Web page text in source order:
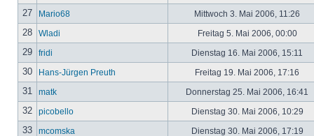
27 Mario68 Mittwoch 3. Mai 2006, 11:26
28 Wladi Freitag 5. Mai 2006, 00:00
29 fridi Dienstag 16. Mai 2006, 15:11
30 Hans-Jürgen Preuth Freitag 19. Mai 2006, 17:16
31 matk Donnerstag 25. Mai 2006, 16:41
32 picobello Dienstag 30. Mai 2006, 10:29
33 mcomska Dienstag 30. Mai 2006, 17:19